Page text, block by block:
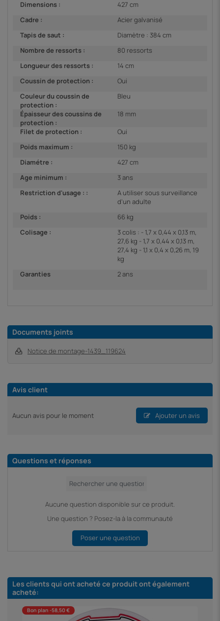
Dimensions :
427 cm
Cadre :
Acier galvanisé
Tapis de saut :
Diamètre : 384 cm
Nombre de ressorts :
80 ressorts
Longueur des ressorts :
14 cm
Coussin de protection :
Oui
Couleur du coussin de
protection :
Bleu
Épaisseur des coussins de
protection :
18 mm
Filet de protection :
Oui
Poids maximum :
150 kg
Diamétre :
427 cm
Age minimum :
3 ans
Restriction d'usage : :
A utiliser sous surveillance
d'un adulte
Poids :
66 kg
Colisage :
3 colis : - 1,7 x 0,44 x 0,13 m,
27,6 kg - 1,7 x 0,44 x 0,13 m,
27,4 kg - 1,1 x 0,4 x 0,26 m, 19
kg
Garanties
2 ans
Documents joints
Notice de montage-1439_119624
Avis client
Aucun avis pour le moment Ajouter un avis
Questions et réponses
Aucune question disponible sur ce produit.
Une question ? Posez-la à la communauté
Poser une question
Les clients qui ont acheté ce produit ont également
acheté:
Bon plan -58,50 €